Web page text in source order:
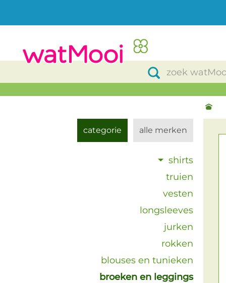
categorie
shirts
truien
vesten
longsleeves
jurken
rokken
blouses en tunieken
broeken en leggings
alle merken